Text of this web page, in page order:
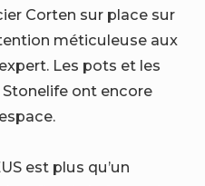
Corten sur place sur
méticuleuse aux
Les pots et les
ont encore
est plus qu’un